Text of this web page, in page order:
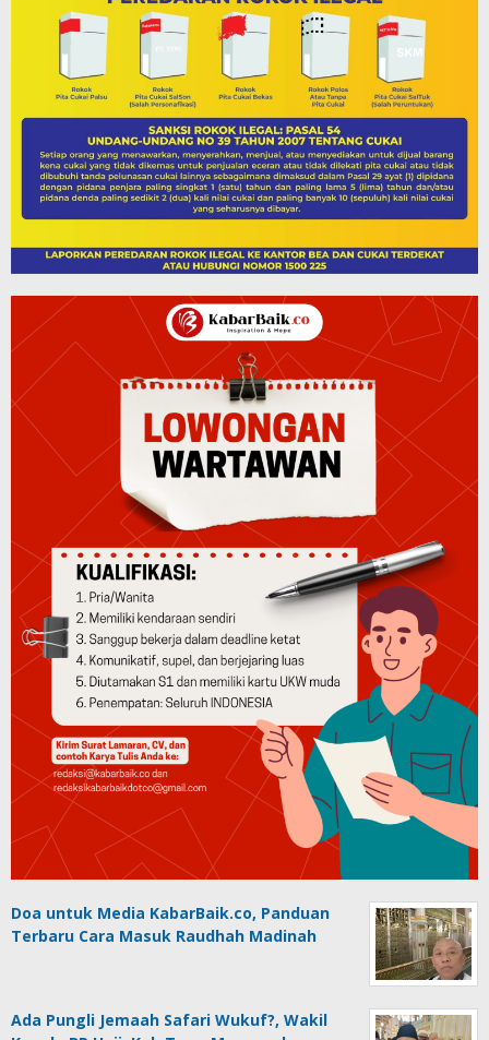
Doa untuk Media KabarBaik.co, Panduan
Terbaru Cara Masuk Raudhah Madinah
Ada Pungli Jemaah Safari Wukuf?, Wakil